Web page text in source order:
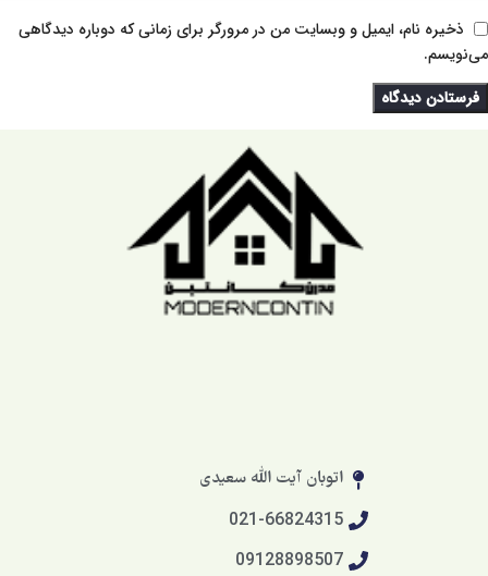
ذخیره نام، ایمیل و وبسایت من در مرورگر برای زمانی که دوباره دیدگاهی
می‌نویسم.
اتوبان آیت الله سعیدی
021-66824315
09128898507